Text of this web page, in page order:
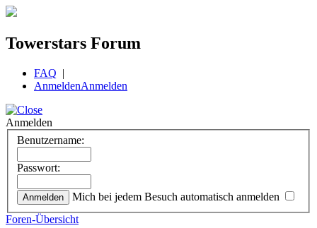
Towerstars Forum
FAQ |
AnmeldenAnmelden
Anmelden
Benutzername:
Passwort:
Mich bei jedem Besuch automatisch anmelden
Foren-Übersicht